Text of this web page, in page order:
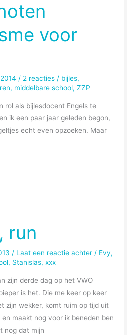
voor
2014/ 2 reacties / bijles,
, middelbare school,ZZP
rol als bijlesdocent Engels te
ik een paar jaar geleden begon,
echt even opzoeken. Maar
run
/ Laat een reactie achter / Evy,
, Stanislas,xxx
zijn derde dag op het VWO
is het. Die me keer op keer
zijn wekker, komt ruim op tijd uit
maakt nog voor ik beneden ben
nog dat mijn